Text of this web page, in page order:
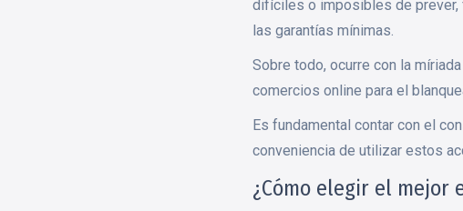
difíciles o imposibles de prever,
las garantías mínimas.
Sobre todo, ocurre con la
comercios online para el
Es fundamental contar con el
conveniencia de utilizar estos
¿Cómo elegir el mejor